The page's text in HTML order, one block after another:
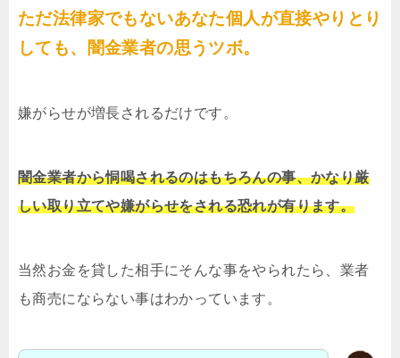
ただ法律家でもないあなた個人が直接やりとり
しても、闇金業者の思うツボ。
嫌がらせが増長されるだけです。
闇金業者から恫喝されるのはもちろんの事、かなり厳
しい取り立てや嫌がらせをされる恐れが有ります。
当然お金を貸した相手にそんな事をやられたら、業者
も商売にならない事はわかっています。